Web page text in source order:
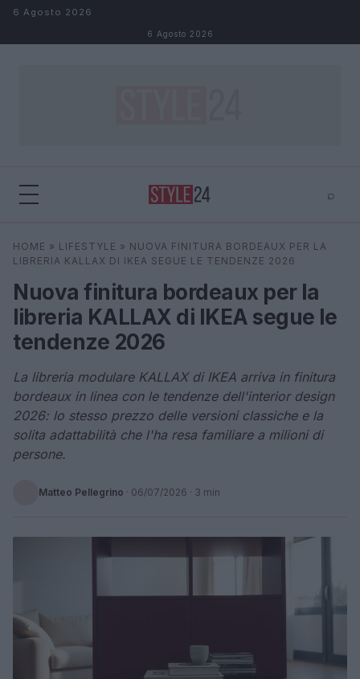
Salta al contenuto
6 Agosto 2026
6 Agosto 2026
⌕
Cerca ⌕
HOME » LIFESTYLE » NUOVA FINITURA BORDEAUX PER LA
LIBRERIA KALLAX DI IKEA SEGUE LE TENDENZE 2026
Nuova finitura bordeaux per la
libreria KALLAX di IKEA segue le
tendenze 2026
La libreria modulare KALLAX di IKEA arriva in finitura
bordeaux in linea con le tendenze dell'interior design
2026: lo stesso prezzo delle versioni classiche e la
solita adattabilità che l'ha resa familiare a milioni di
persone.
Matteo Pellegrino · 06/07/2026 · 3 min